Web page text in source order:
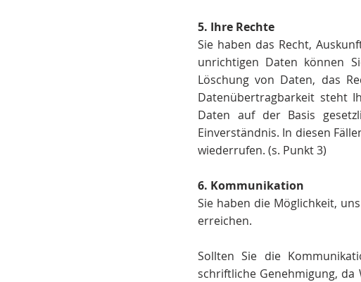
5. Ihre Rechte
Sie haben das Recht,
unrichtigen Daten können
Löschung von Daten, das
Datenübertragbarkeit steht
Daten auf der Basis
Einverständnis. In diesen
wiederrufen. (s. Punkt 3)
6. Kommunikation
Sie haben die Möglichkeit,
erreichen.
Sollten Sie die
schriftliche Genehmigung,